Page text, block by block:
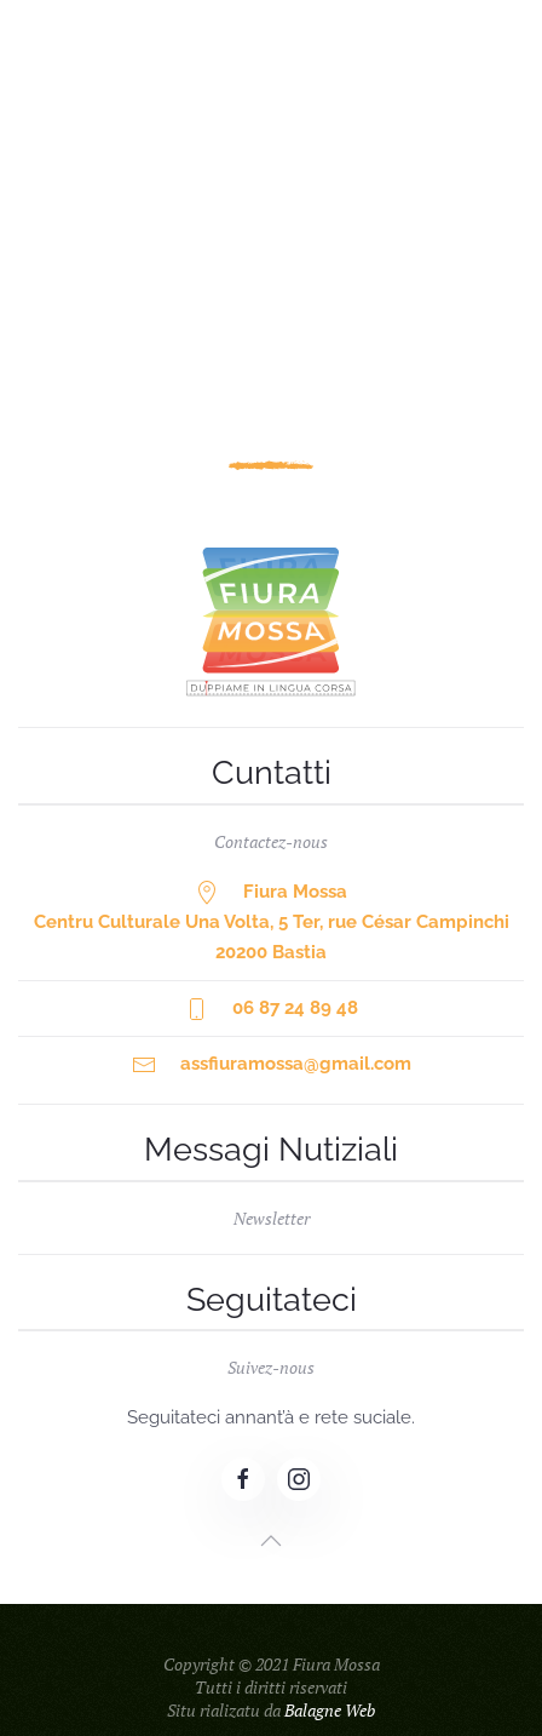
Cuntatti
Contactez-nous
Fiura Mossa
Centru Culturale Una Volta, 5 Ter, rue César Campinchi
20200 Bastia
06 87 24 89 48
assfiuramossa@gmail.com
Messagi Nutiziali
Newsletter
Seguitateci
Suivez-nous
Seguitateci annant’à e rete suciale.
Copyright © 2021 Fiura Mossa
Tutti i diritti riservati
Situ rializatu daBalagne Web